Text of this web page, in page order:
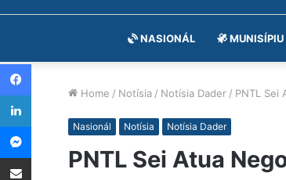
NASIONÁL MUNISÍPIU
Home / Notísia / Notísia Dader / PNTL Sei
Nasionál Notísia Notísia Dader
PNTL Sei Atua
Facebook
LinkedIn
Messenger